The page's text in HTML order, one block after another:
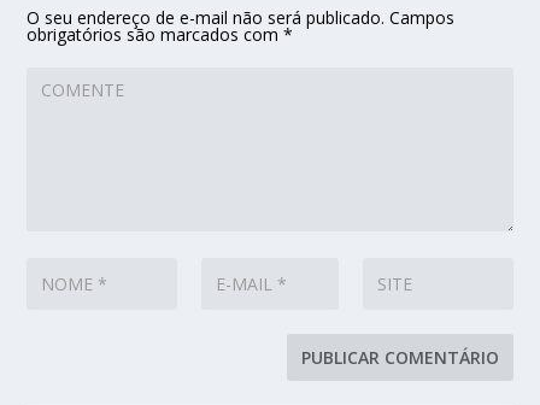
O seu endereço de e-mail não será publicado. Campos
obrigatórios são marcados com*